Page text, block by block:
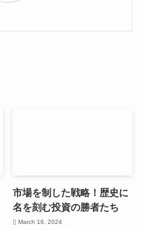
市場を制した戦略！歴史に
名を刻む投資の勝者たち
March 16, 2024